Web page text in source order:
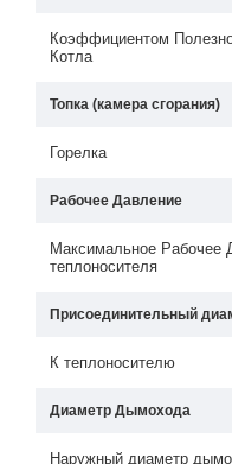
Коэффициентом
Котла
Топка (камера сгорания)
Горелка
Рабочее Давление
Максимальное Рабочее
теплоносителя
Присоединительный
К теплоносителю
Диаметр Дымохода
Наружный диаметр